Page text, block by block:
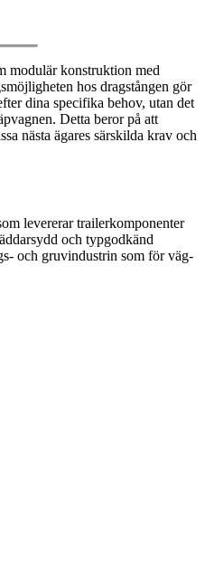
modulär konstruktion med
hos dragstången gör
dina specifika behov, utan det
Detta beror på att
nästa ägares särskilda krav och
levererar trailerkomponenter
och typgodkänd
och gruvindustrin som för väg-